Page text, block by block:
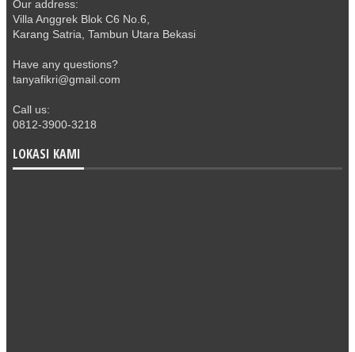
Our address:
Villa Anggrek Blok C6 No.6,
Karang Satria, Tambun Utara Bekasi
Have any questions?
tanyafikri@gmail.com
Call us:
0812-3900-3218
LOKASI KAMI